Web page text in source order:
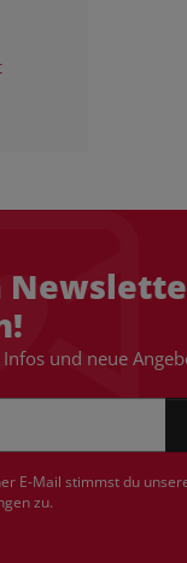
und neue
E-Mail stimmst du
zu.